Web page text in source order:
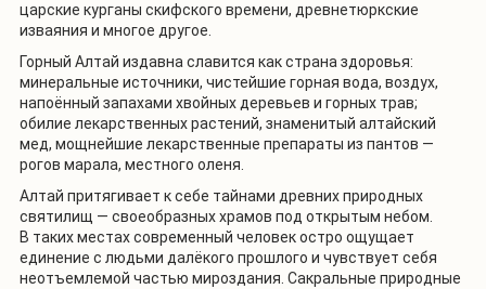
царские курганы скифского времени, древнетюркские
изваяния и многое другое.
Горный Алтай издавна славится как страна здоровья:
минеральные источники, чистейшие горная вода, воздух,
напоённый запахами хвойных деревьев и горных трав;
обилие лекарственных растений, знаменитый алтайский
мед, мощнейшие лекарственные препараты из пантов —
рогов марала, местного оленя.
Алтай притягивает к себе тайнами древних природных
святилищ — своеобразных храмов под открытым небом.
В таких местах современный человек остро ощущает
единение с людьми далёкого прошлого и чувствует себя
неотъемлемой частью мироз­дания. Сакральные природные